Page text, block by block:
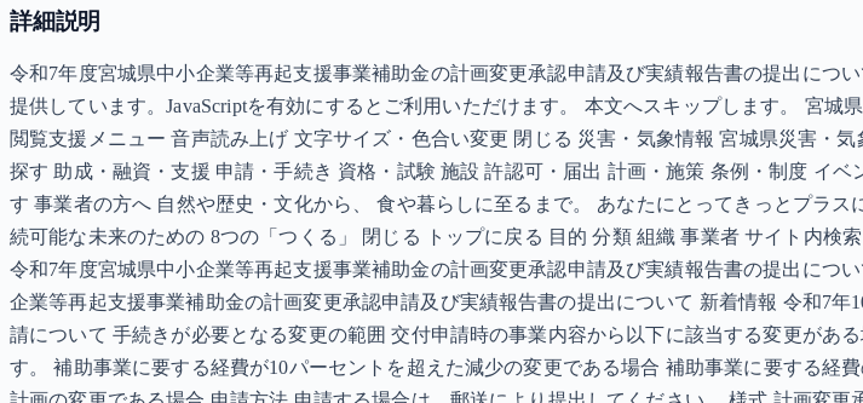
詳細説明
令和7年度宮城県中小企業等再起支援事業補助金の計画変更承認申請及び実績報告書の提出につ
提供しています。JavaScriptを有効にするとご利用いただけます。 本文へスキップします。 宮城
閲覧支援メニュー 音声読み上げ 文字サイズ・色合い変更 閉じる 災害・気象情報 宮城県災害・
探す 助成・融資・支援 申請・手続き 資格・試験 施設 許認可・届出 計画・施策 条例・制度 イ
す 事業者の方へ 自然や歴史・文化から、 食や暮らしに至るまで。 あなたにとってきっとプラ
続可能な未来のための 8つの「つくる」 閉じる トップに戻る 目的 分類 組織 事業者 サイト内
令和7年度宮城県中小企業等再起支援事業補助金の計画変更承認申請及び実績報告書の提出につ
企業等再起支援事業補助金の計画変更承認申請及び実績報告書の提出について 新着情報 令和7
請について 手続きが必要となる変更の範囲 交付申請時の事業内容から以下に該当する変更があ
す。 補助事業に要する経費が10パーセントを超えた減少の変更である場合 補助事業に要する